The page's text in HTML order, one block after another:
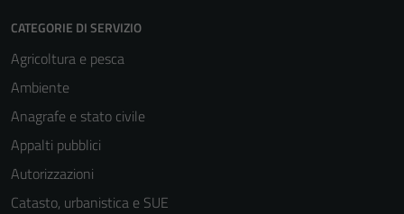
CATEGORIE DI SERVIZIO
Agricoltura e pesca
Ambiente
Anagrafe e stato civile
Appalti pubblici
Autorizzazioni
Catasto, urbanistica e SUE